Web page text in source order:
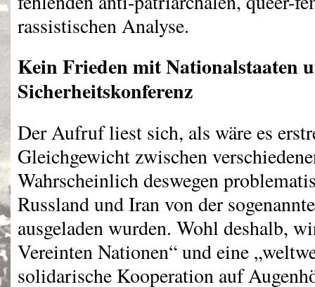
rassistischen Analyse.
Kein Frieden mit Nationalstaaten
Sicherheitskonferenz
Der Aufruf liest sich, als wäre es
Gleichgewicht zwischen
Wahrscheinlich deswegen
Russland und Iran von der
ausgeladen wurden. Wohl deshalb,
Vereinten Nationen“ und eine
solidarische Kooperation auf